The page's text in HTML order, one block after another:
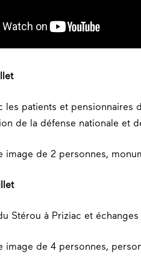
les patients et pensionnaires
de la défense nationale et
Stérou à Priziac et